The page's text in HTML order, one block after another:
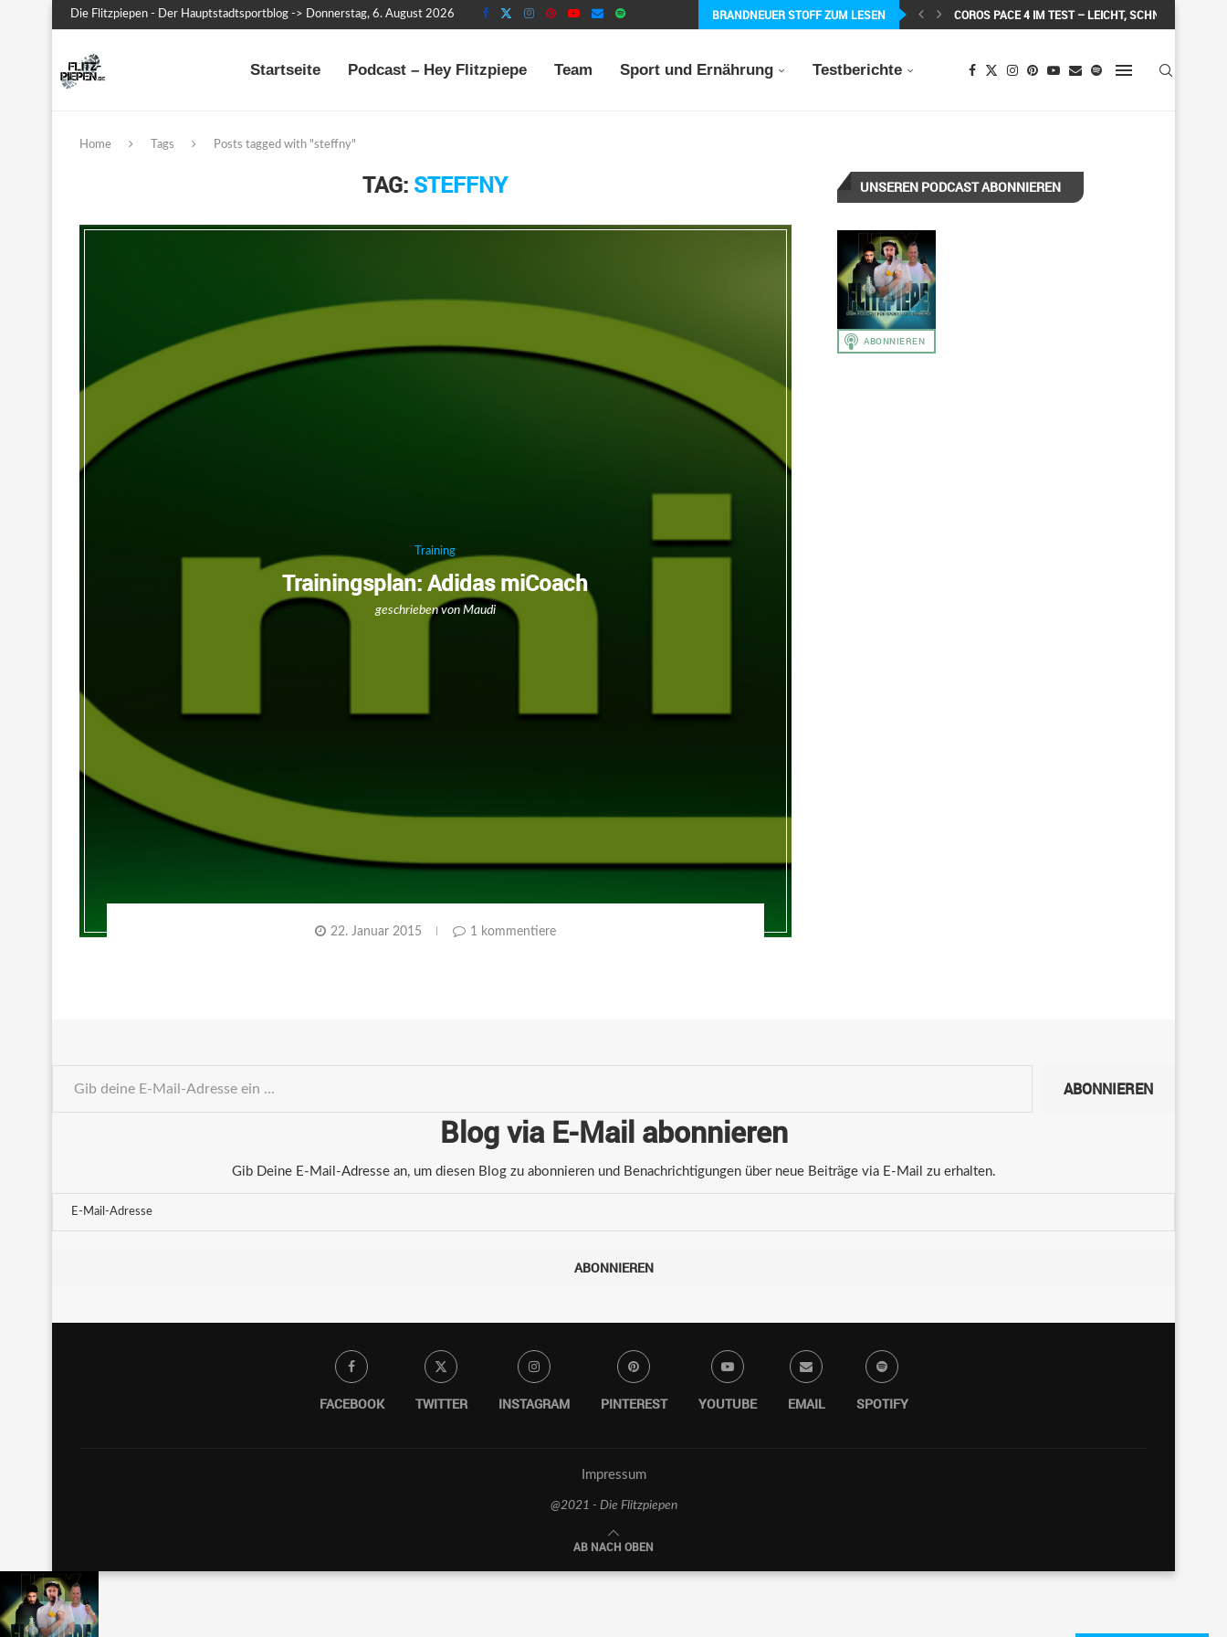
Die Flitzpiepen - Der Hauptstadtsportblog -> Donnerstag, 6. August 2026 BRANDNEUER STOFF ZUM LESEN COROS PACE 4 IM TEST – LEICHT, SCHNELL...
Startseite Podcast – Hey Flitzpiepe Team Sport und Ernährung Testberichte
Home Tags Posts tagged with "steffny"
TAG: STEFFNY
Training
Trainingsplan: Adidas miCoach
geschrieben von Maudi
22. Januar 2015 1 kommentiere
UNSEREN PODCAST ABONNIEREN
ABONNIEREN
Blog via E-Mail abonnieren
Gib Deine E-Mail-Adresse an, um diesen Blog zu abonnieren und Benachrichtigungen über neue Beiträge via E-Mail zu erhalten.
ABONNIEREN
FACEBOOK TWITTER INSTAGRAM PINTEREST YOUTUBE EMAIL SPOTIFY
Impressum
@2021 - Die Flitzpiepen
AB NACH OBEN